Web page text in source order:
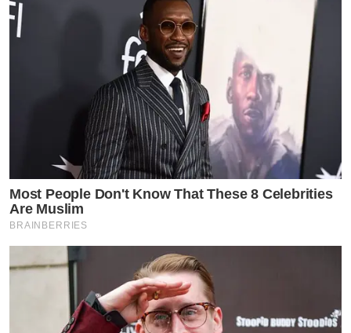
ล่าสุดสดๆ เจอนางร้ายหน้าสวย
ซึ่งเป็นอีกหนึ่งคนที่ถูก
โยงอย่างหนักสำหรับประเด็นนี้ ก็เลยถามถึงเรื่องนี้
ด้านสาว
เนยบอกว่าเห็นข่าวนี้ ทีเพื่อนของเพื่อนที่ไม่ได้สนิทมากส่งมา
สาวเนยก็ถามเพื่อนคนนั้นไปแบบตรงๆเลยว่า
ทำไม
เพื่อนก็ตอบว่า ในข่าวเหมือนเป็นเนย
เพราะเนยทำ
ธุรกิจเยอะ งานนี้สาวเนยเลยบอกว่า ตนไม่เคยติดหนี้หรือ
ผ่อนอะไร ของที่ตนมีทุกชิ้น มีเงินเท่านั้นถึงจะซื้อ เรียกว่าซื้อ
สดงดผ่อน เพราะไม่อยากมีหนี้
คิดอะไรเขา สำหรับคอมเมนต์อะไรต่างๆ ตนเลิกอ่านข่าว
ดราม่า อ่านคอมเมนต์มานานแล้ว เพราะเราเสพแล้วจะ
และจะเครียด อย่างไรก็ตามตอนนี้ตนกำลังสะสมเงินใน
บัญชีอยู่ยังมีไม่ถึงพันล้าน ส่วนธุรกิจทุกตัวของตนนั้น ไม่เคย
Most People Don't Know That These 8 Celebrities
Are Muslim
BRAINBERRIES